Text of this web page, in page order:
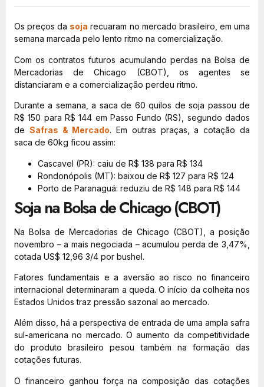
Os preços da soja recuaram no mercado brasileiro, em uma
semana marcada pelo lento ritmo na comercialização.
Com os contratos futuros acumulando perdas na Bolsa de
Mercadorias de Chicago (CBOT), os agentes se
distanciaram e a comercialização perdeu ritmo.
Durante a semana, a saca de 60 quilos de soja passou de
R$ 150 para R$ 144 em Passo Fundo (RS), segundo dados
de Safras & Mercado. Em outras praças, a cotação da
saca de 60kg ficou assim:
Cascavel (PR): caiu de R$ 138 para R$ 134
Rondonópolis (MT): baixou de R$ 127 para R$ 124
Porto de Paranaguá: reduziu de R$ 148 para R$ 144
Soja na Bolsa de Chicago (CBOT)
Na Bolsa de Mercadorias de Chicago (CBOT), a posição
novembro – a mais negociada – acumulou perda de 3,47%,
cotada US$ 12,96 3/4 por bushel.
Fatores fundamentais e a aversão ao risco no financeiro
internacional determinaram a queda. O início da colheita nos
Estados Unidos traz pressão sazonal ao mercado.
Além disso, há a perspectiva de entrada de uma ampla safra
sul-americana no mercado. O aumento da competitividade
do produto brasileiro pesou também na formação das
cotações futuras.
O financeiro ganhou força na composição das cotações